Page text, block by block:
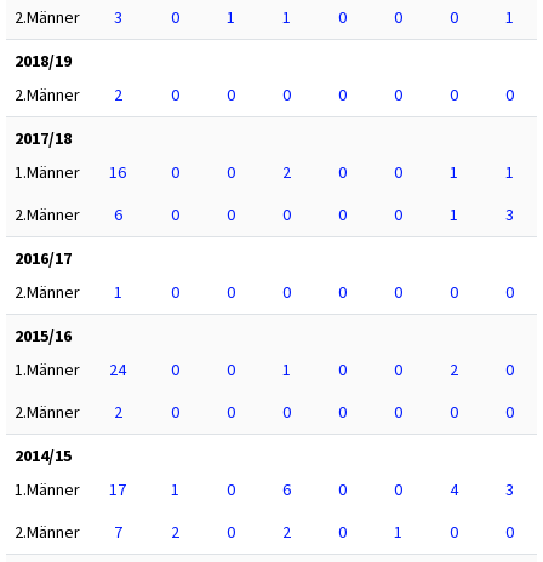
2.Männer
3 0 1 1 0 0 0
1
2018/19
2.Männer
2 0 0 0 0 0 0
0
2017/18
1.Männer
16 0 0 2 0 0 1
1
2.Männer
6 0 0 0 0 0 1
3
2016/17
2.Männer
1 0 0 0 0 0 0
0
2015/16
1.Männer
24 0 0 1 0 0 2
0
2.Männer
2 0 0 0 0 0 0
0
2014/15
1.Männer
17 1 0 6 0 0 4
3
2.Männer
7 2 0 2 0 1 0
0